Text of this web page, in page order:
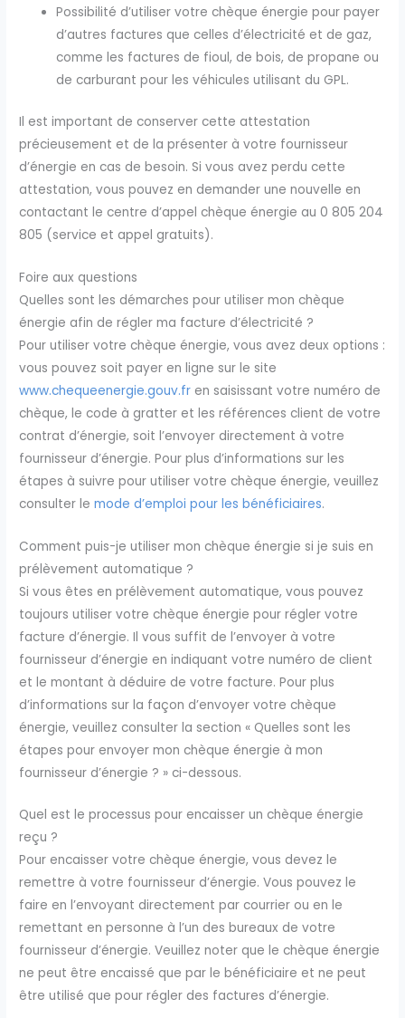
Possibilité d’utiliser votre chèque énergie pour payer
d’autres factures que celles d’électricité et de gaz,
comme les factures de fioul, de bois, de propane ou
de carburant pour les véhicules utilisant du GPL.
Il est important de conserver cette attestation
précieusement et de la présenter à votre fournisseur
d’énergie en cas de besoin. Si vous avez perdu cette
attestation, vous pouvez en demander une nouvelle en
contactant le centre d’appel chèque énergie au 0 805 204
805 (service et appel gratuits).
Foire aux questions
Quelles sont les démarches pour utiliser mon chèque
énergie afin de régler ma facture d’électricité ?
Pour utiliser votre chèque énergie, vous avez deux options :
vous pouvez soit payer en ligne sur le site
www.chequeenergie.gouv.fr en saisissant votre numéro de
chèque, le code à gratter et les références client de votre
contrat d’énergie, soit l’envoyer directement à votre
fournisseur d’énergie. Pour plus d’informations sur les
étapes à suivre pour utiliser votre chèque énergie, veuillez
consulter lemode d’emploi pour les bénéficiaires.
Comment puis-je utiliser mon chèque énergie si je suis en
prélèvement automatique ?
Si vous êtes en prélèvement automatique, vous pouvez
toujours utiliser votre chèque énergie pour régler votre
facture d’énergie. Il vous suffit de l’envoyer à votre
fournisseur d’énergie en indiquant votre numéro de client
et le montant à déduire de votre facture. Pour plus
d’informations sur la façon d’envoyer votre chèque
énergie, veuillez consulter la section « Quelles sont les
étapes pour envoyer mon chèque énergie à mon
fournisseur d’énergie ? » ci-dessous.
Quel est le processus pour encaisser un chèque énergie
reçu ?
Pour encaisser votre chèque énergie, vous devez le
remettre à votre fournisseur d’énergie. Vous pouvez le
faire en l’envoyant directement par courrier ou en le
remettant en personne à l’un des bureaux de votre
fournisseur d’énergie. Veuillez noter que le chèque énergie
ne peut être encaissé que par le bénéficiaire et ne peut
être utilisé que pour régler des factures d’énergie.